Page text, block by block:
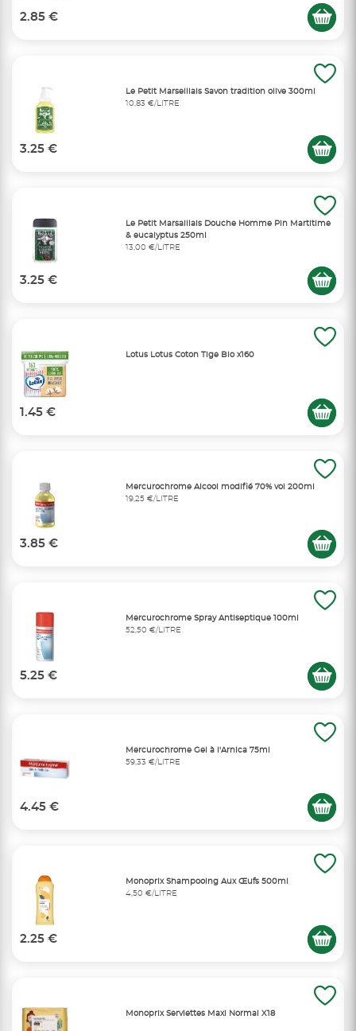
2.85 €
Le Petit Marseillais Savon tradition olive 300ml
10,83 €/LITRE
3.25 €
Le Petit Marsaillais Douche Homme Pin Martitime
& eucalyptus 250ml
13,00 €/LITRE
3.25 €
Lotus Lotus Coton Tige Bio x160
1.45 €
Mercurochrome Alcool modifié 70% vol 200ml
19,25 €/LITRE
3.85 €
Mercurochrome Spray Antiseptique 100ml
52,50 €/LITRE
5.25 €
Mercurochrome Gel à l'Arnica 75ml
59,33 €/LITRE
4.45 €
Monoprix Shampooing Aux Œufs 500ml
4,50 €/LITRE
2.25 €
Monoprix Serviettes Maxi Normal X18